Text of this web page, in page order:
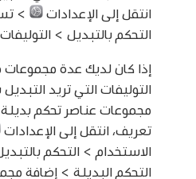
انتقل إلى الإعدادات
>
التحكم بالتبديل > التوليفات.
إذا كان لديك عدة مجموعات
التوليفات التي تريد
مجموعات عناصر تحكم
تعريف، انتقل إلى الإعدادات
الاستخدام > التحكم
التحكم البديلة > إضافة